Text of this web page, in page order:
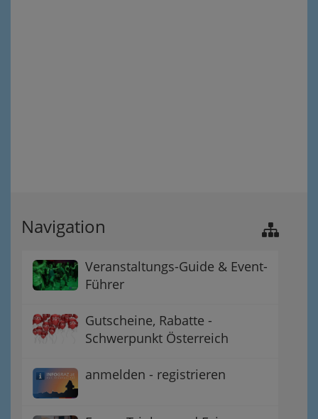
Navigation
Veranstaltungs-Guide & Event-
Führer
Gutscheine, Rabatte -
Schwerpunkt Österreich
anmelden - registrieren